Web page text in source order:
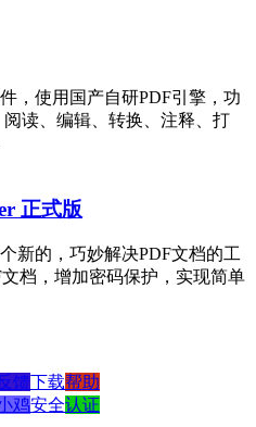
，使用国产自研PDF引擎，功
读、编辑、转换、注释、打
正式版
新的，巧妙解决PDF文档的工
档，增加密码保护，实现简单
馈下载帮助
鸡安全认证